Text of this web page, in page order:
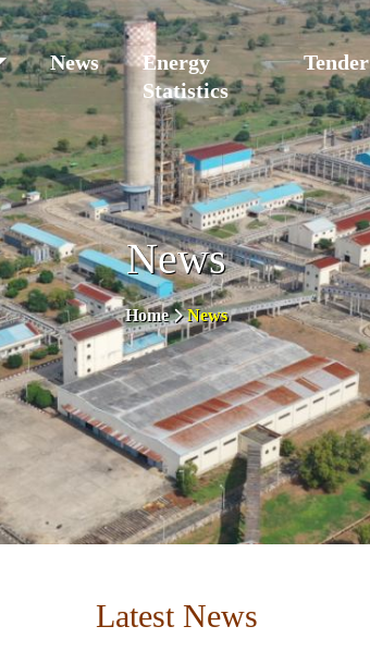
News
Energy
Statistics
Tender
News
Home News
Latest News